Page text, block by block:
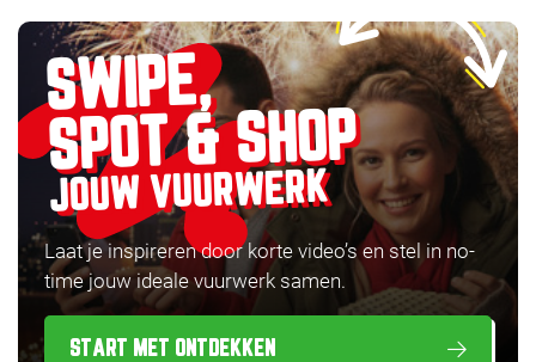
SWIPE,
SPOT & SHOP
JOUW VUURWERK
Laat je inspireren door korte video’s en stel in no-
time jouw ideale vuurwerk samen.
START MET ONTDEKKEN